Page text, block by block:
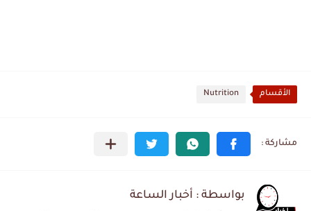
الأقسام Nutrition
بواسطة : أخبار الساعة